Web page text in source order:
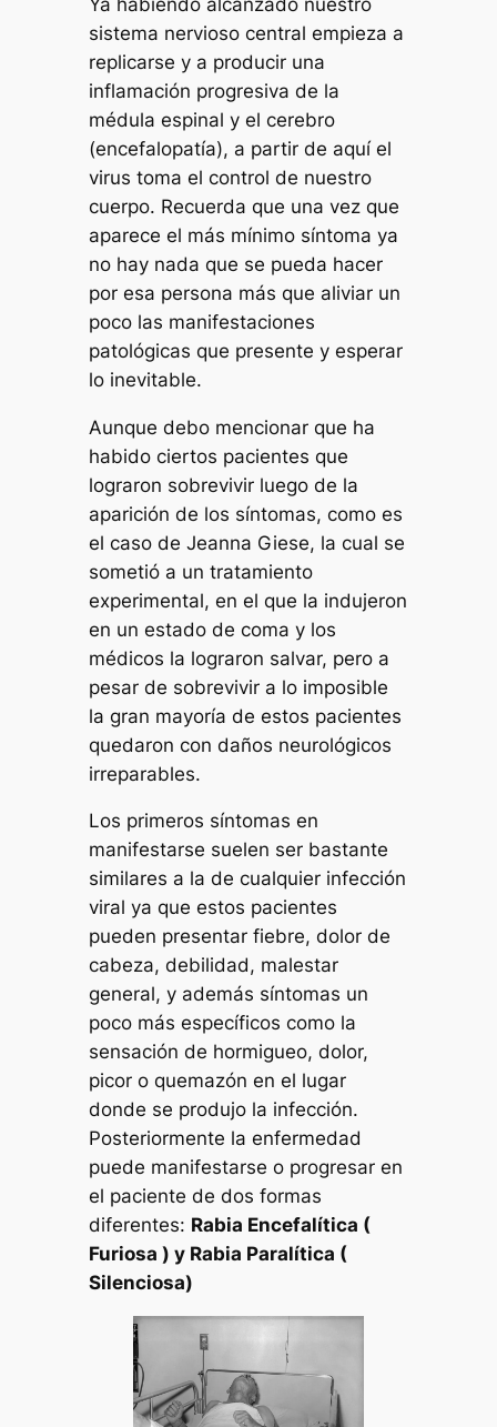
sistema nervioso central empieza a
replicarse y a producir una
inflamación progresiva de la
médula espinal y el cerebro
(encefalopatía), a partir de aquí el
virus toma el control de nuestro
cuerpo. Recuerda que una vez que
aparece el más mínimo síntoma ya
no hay nada que se pueda hacer
por esa persona más que aliviar un
poco las manifestaciones
patológicas que presente y esperar
lo inevitable.
Aunque debo mencionar que ha
habido ciertos pacientes que
lograron sobrevivir luego de la
aparición de los síntomas, como es
el caso de Jeanna Giese, la cual se
sometió a un tratamiento
experimental, en el que la indujeron
en un estado de coma y los
médicos la lograron salvar, pero a
pesar de sobrevivir a lo imposible
la gran mayoría de estos pacientes
quedaron con daños neurológicos
irreparables.
Los primeros síntomas en
manifestarse suelen ser bastante
similares a la de cualquier infección
viral ya que estos pacientes
pueden presentar fiebre, dolor de
cabeza, debilidad, malestar
general, y además síntomas un
poco más específicos como la
sensación de hormigueo, dolor,
picor o quemazón en el lugar
donde se produjo la infección.
Posteriormente la enfermedad
puede manifestarse o progresar en
el paciente de dos formas
diferentes: Rabia Encefalítica (
Furiosa ) y Rabia Paralítica (
Silenciosa)